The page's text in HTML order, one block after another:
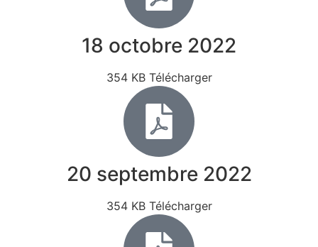
18 octobre 2022
354 KB Télécharger
20 septembre 2022
354 KB Télécharger